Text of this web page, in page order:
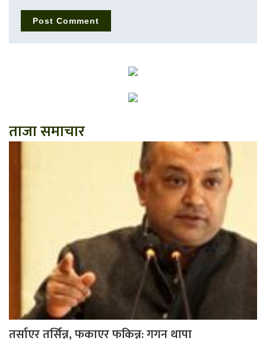
ताजा समाचार
तर्साएर तर्सिन्न, फकाएर फकिन्न: गगन थापा